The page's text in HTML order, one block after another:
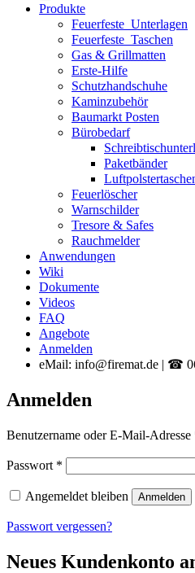
Produkte
Feuerfeste_Unterlagen
Feuerfeste_Taschen
Gas & Grillmatten
Erste-Hilfe
Schutzhandschuhe
Kaminzubehör
Baumarkt Posten
Bürobedarf
Paketbänder
Feuerlöscher
Warnschilder
Tresore & Safes
Rauchmelder
Anwendungen
Wiki
Dokumente
Videos
FAQ
Angebote
Anmelden
eMail: info@firemat.de | ☎
Anmelden
Benutzername oder E-Mail-Adresse
Passwort *
Angemeldet bleiben Anmelden
Passwort vergessen?
Neues Kundenkonto